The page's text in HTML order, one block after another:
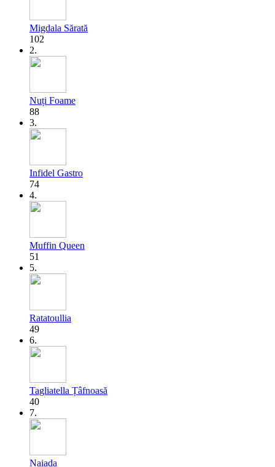
Migdala Sărată
102
2.
Nuți Foame
88
3.
Infidel Gastro
74
4.
Muffin Queen
51
5.
Ratatoullia
49
6.
Tagliatella Țâfnoasă
40
7.
Naiada